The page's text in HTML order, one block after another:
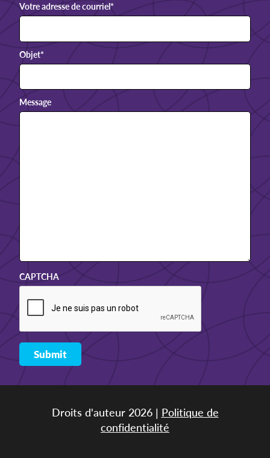
Votre adresse de courriel*
Objet*
Message
CAPTCHA
Droits d'auteur 2026 | Politique de
confidentialité